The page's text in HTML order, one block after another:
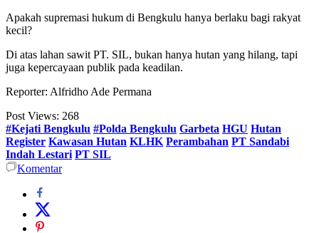
Apakah supremasi hukum di Bengkulu hanya berlaku bagi rakyat
kecil?
Di atas lahan sawit PT. SIL, bukan hanya hutan yang hilang, tapi
juga kepercayaan publik pada keadilan.
Reporter: Alfridho Ade Permana
Post Views: 268
#Kejati Bengkulu #Polda Bengkulu Garbeta HGU Hutan
Register Kawasan Hutan KLHK Perambahan PT Sandabi
Indah Lestari PT SIL
Komentar